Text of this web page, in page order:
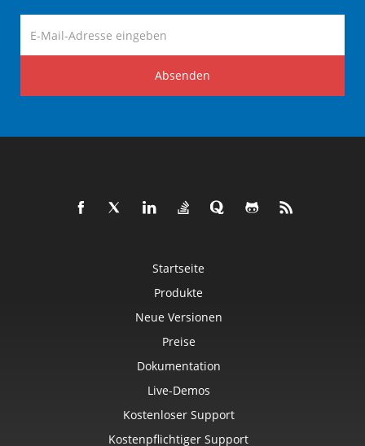
Absenden
Startseite
Produkte
Neue Versionen
Preise
Dokumentation
Live-Demos
Kostenloser Support
Kostenpflichtiger Support